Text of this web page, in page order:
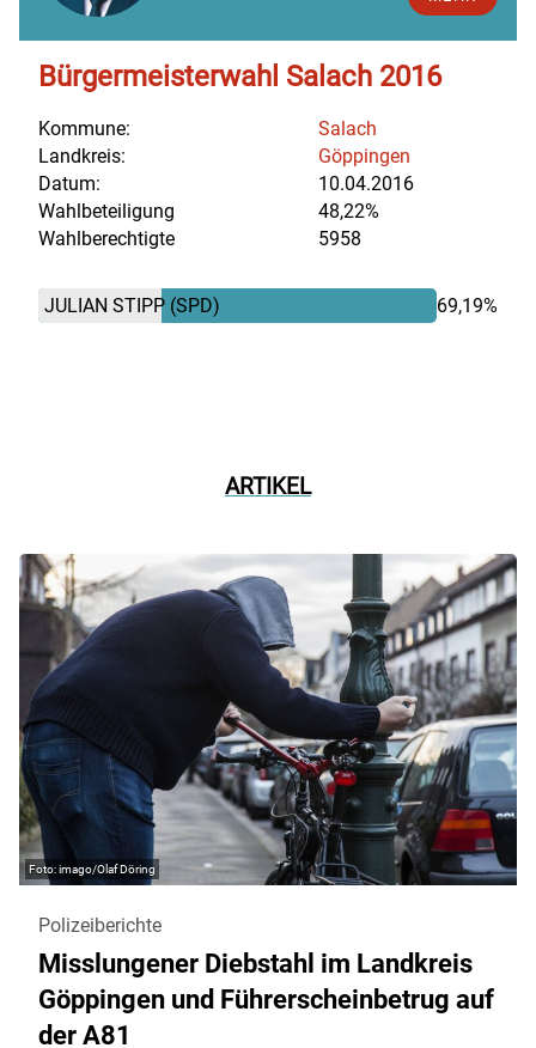
Bürgermeisterwahl Salach 2016
Kommune:
Salach
Landkreis:
Göppingen
Datum:
10.04.2016
Wahlbeteiligung
48,22%
Wahlberechtigte
5958
JULIAN STIPP (SPD) 69,19%
ARTIKEL
imago/Olaf Döring
Polizeiberichte
Misslungener Diebstahl im Landkreis
Göppingen und Führerscheinbetrug auf
der A81